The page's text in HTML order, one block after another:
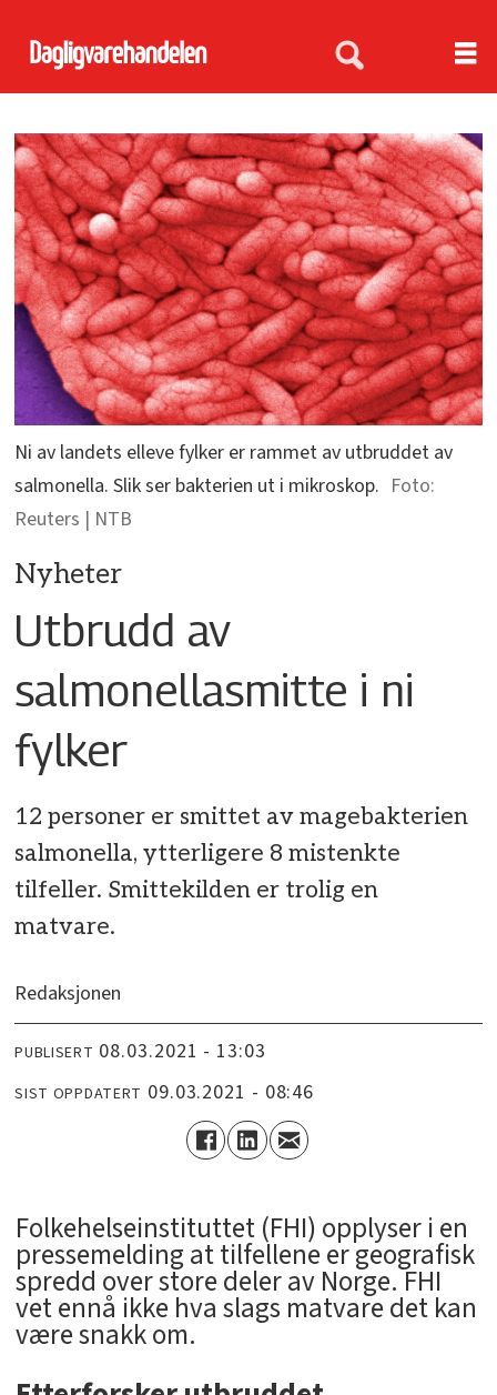
Ni av landets elleve fylker er rammet av utbruddet av
salmonella. Slik ser bakterien ut i mikroskop.
Reuters | NTB
Nyheter
Utbrudd av
salmonellasmitte i ni
fylker
12 personer er smittet av magebakterien
salmonella, ytterligere 8 mistenkte
tilfeller. Smittekilden er trolig en
matvare.
Redaksjonen
PUBLISERT 08.03.2021 - 13:03
SIST OPPDATERT 09.03.2021 - 08:46
Folkehelseinstituttet (FHI) opplyser i en
pressemelding at tilfellene er geografisk
spredd over store deler av Norge. FHI
vet ennå ikke hva slags matvare det kan
være snakk om.